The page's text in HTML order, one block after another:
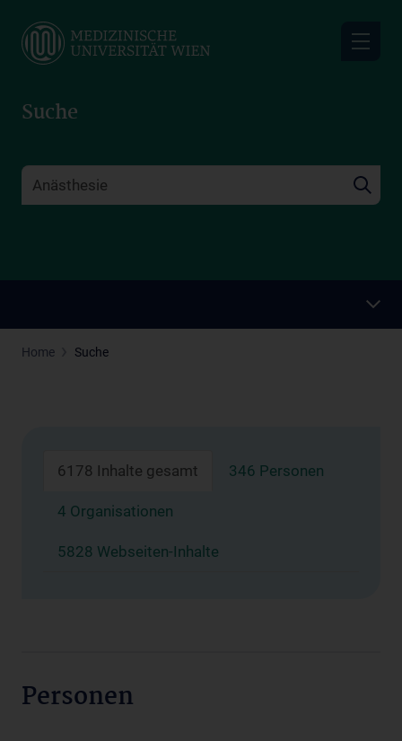
main
Suche
Home Suche
6178 Inhalte gesamt 346 Personen
4 Organisationen
5828 Webseiten-Inhalte
Personen